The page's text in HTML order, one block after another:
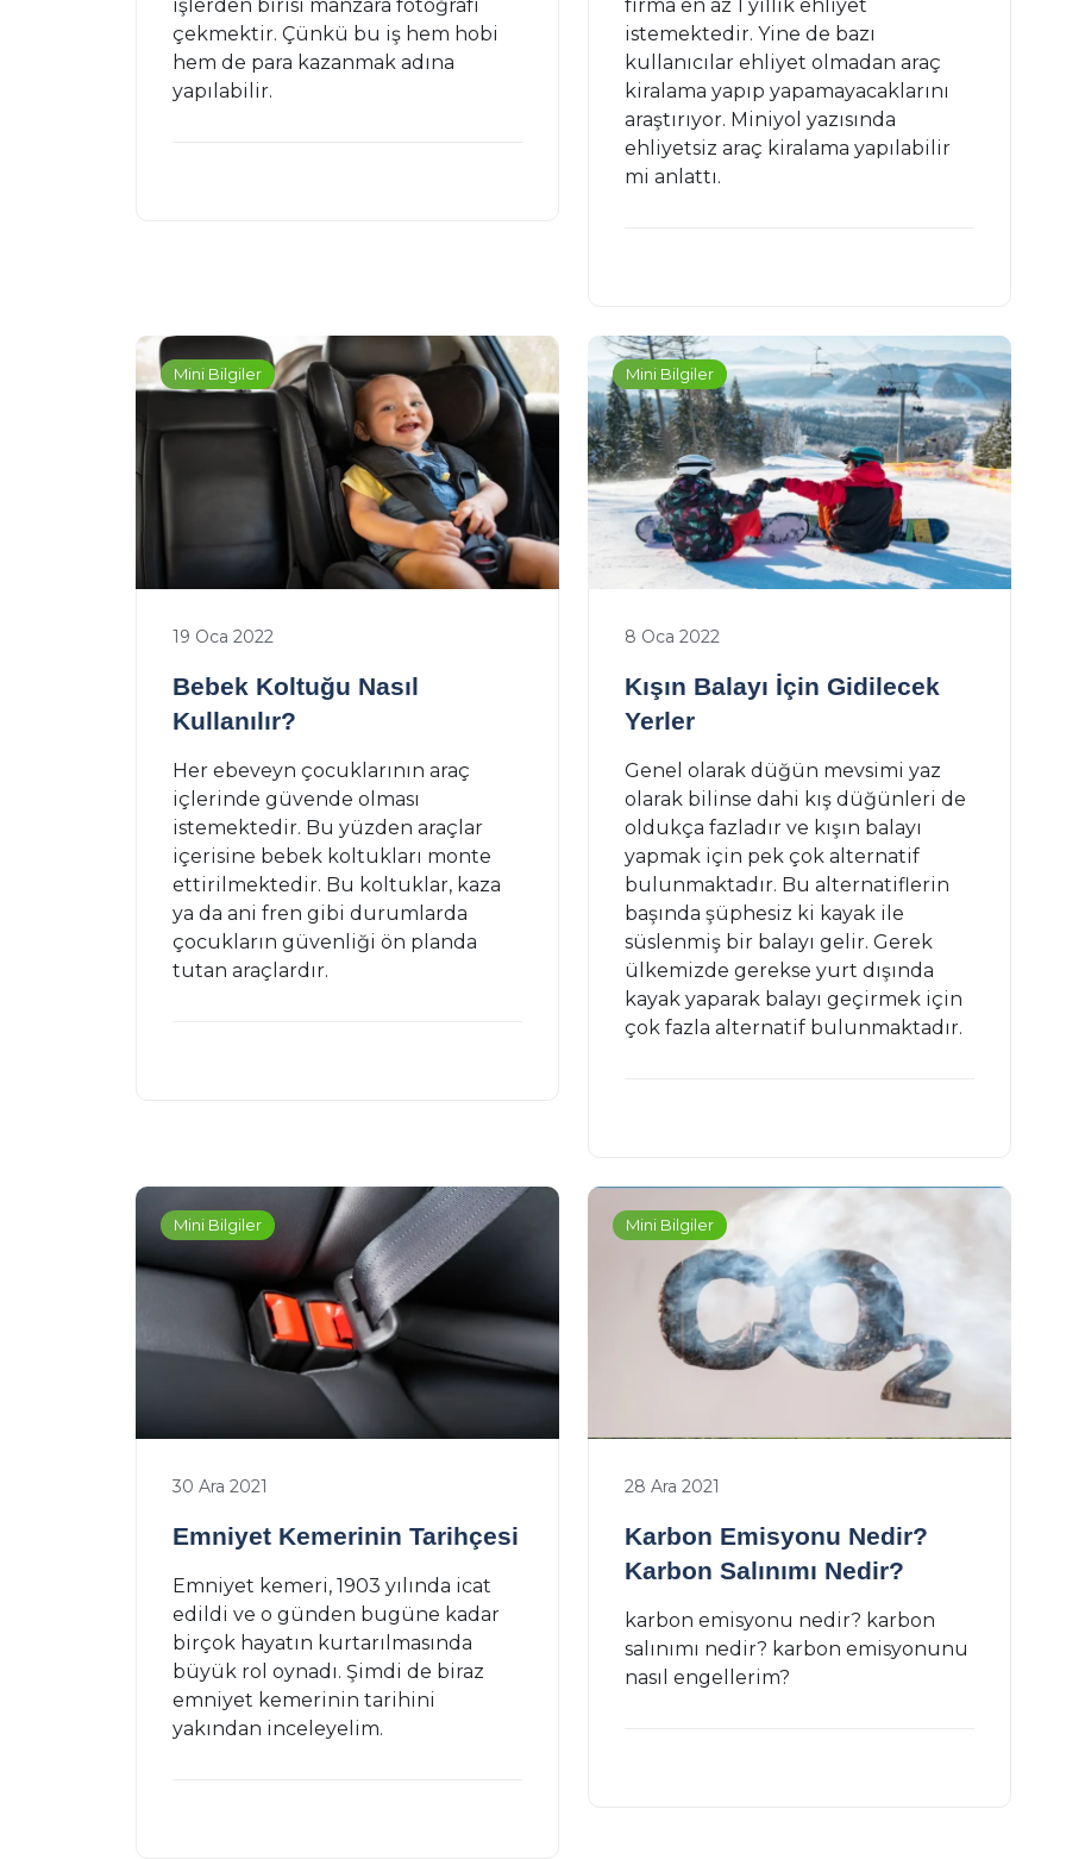
işlerden birisi manzara fotoğrafı
çekmektir. Çünkü bu iş hem hobi
hem de para kazanmak adına
yapılabilir.
firma en az 1 yıllık ehliyet
istemektedir. Yine de bazı
kullanıcılar ehliyet olmadan araç
kiralama yapıp yapamayacaklarını
araştırıyor. Miniyol yazısında
ehliyetsiz araç kiralama yapılabilir
mi anlattı.
Mini Bilgiler
19 Oca 2022
Bebek Koltuğu Nasıl
Kullanılır?
Her ebeveyn çocuklarının araç
içlerinde güvende olması
istemektedir. Bu yüzden araçlar
içerisine bebek koltukları monte
ettirilmektedir. Bu koltuklar, kaza
ya da ani fren gibi durumlarda
çocukların güvenliği ön planda
tutan araçlardır.
Mini Bilgiler
8 Oca 2022
Kışın Balayı İçin Gidilecek
Yerler
Genel olarak düğün mevsimi yaz
olarak bilinse dahi kış düğünleri de
oldukça fazladır ve kışın balayı
yapmak için pek çok alternatif
bulunmaktadır. Bu alternatiflerin
başında şüphesiz ki kayak ile
süslenmiş bir balayı gelir. Gerek
ülkemizde gerekse yurt dışında
kayak yaparak balayı geçirmek için
çok fazla alternatif bulunmaktadır.
Mini Bilgiler
30 Ara 2021
Emniyet Kemerinin Tarihçesi
Emniyet kemeri, 1903 yılında icat
edildi ve o günden bugüne kadar
birçok hayatın kurtarılmasında
büyük rol oynadı. Şimdi de biraz
emniyet kemerinin tarihini
yakından inceleyelim.
Mini Bilgiler
28 Ara 2021
Karbon Emisyonu Nedir?
Karbon Salınımı Nedir?
karbon emisyonu nedir? karbon
salınımı nedir? karbon emisyonunu
nasıl engellerim?